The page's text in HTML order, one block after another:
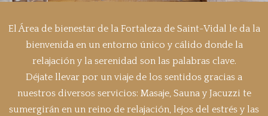
El Área de bienestar de la Fortaleza de Saint-Vidal le da la
bienvenida en un entorno único y cálido donde la
relajación y la serenidad son las palabras clave.
Déjate llevar por un viaje de los sentidos gracias a
nuestros diversos servicios: Masaje, Sauna y Jacuzzi te
sumergirán en un reino de relajación, lejos del estrés y las